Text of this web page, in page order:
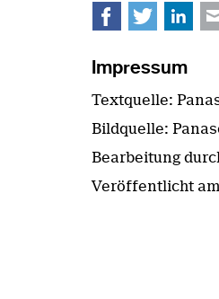
Facebook
Twitter
Impressum
Textquelle:
Bildquelle:
Bearbeitung
Veröffentlicht